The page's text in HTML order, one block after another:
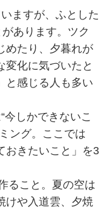
ますが、ふとした
あります。ツク
めたり、夕暮れが
化に気づいたと
と感じる人も多い
今しかできないこ
ング。ここでは
おきたいこと」を3
ること。夏の空は
けや入道雲、夕焼